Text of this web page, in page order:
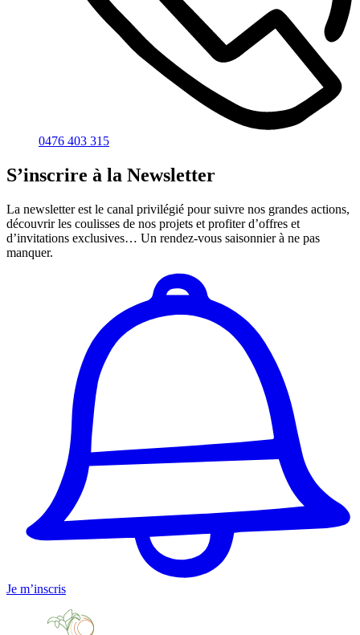
0476 403 315
S’inscrire à la Newsletter
La newsletter est le canal privilégié pour suivre nos grandes actions,
découvrir les coulisses de nos projets et profiter d’offres et
d’invitations exclusives… Un rendez-vous saisonnier à ne pas
manquer.
Je m’inscris